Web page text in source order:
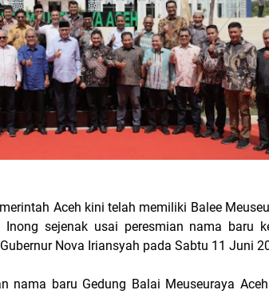
Aceh kini telah memiliki Balee
Inong sejenak usai peresmian nama baru
Nova Iriansyah pada Sabtu 11 Juni
nama baru Gedung Balai Meuseuraya